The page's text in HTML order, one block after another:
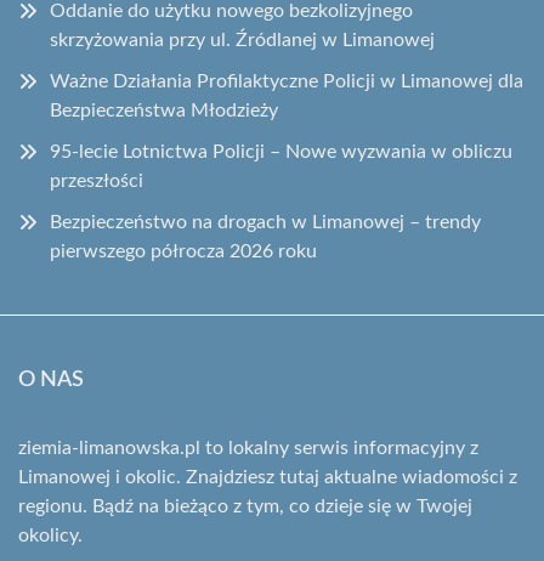
Oddanie do użytku nowego bezkolizyjnego
skrzyżowania przy ul. Źródlanej w Limanowej
Ważne Działania Profilaktyczne Policji w Limanowej dla
Bezpieczeństwa Młodzieży
95-lecie Lotnictwa Policji – Nowe wyzwania w obliczu
przeszłości
Bezpieczeństwo na drogach w Limanowej – trendy
pierwszego półrocza 2026 roku
O NAS
ziemia-limanowska.pl to lokalny serwis informacyjny z
Limanowej i okolic. Znajdziesz tutaj aktualne wiadomości z
regionu. Bądź na bieżąco z tym, co dzieje się w Twojej
okolicy.